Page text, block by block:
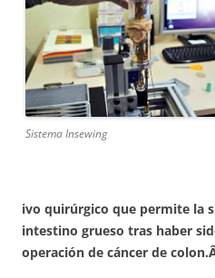
Sistema Insewing
ivo quirúrgico que permite la
intestino grueso tras haber
operación de cáncer de